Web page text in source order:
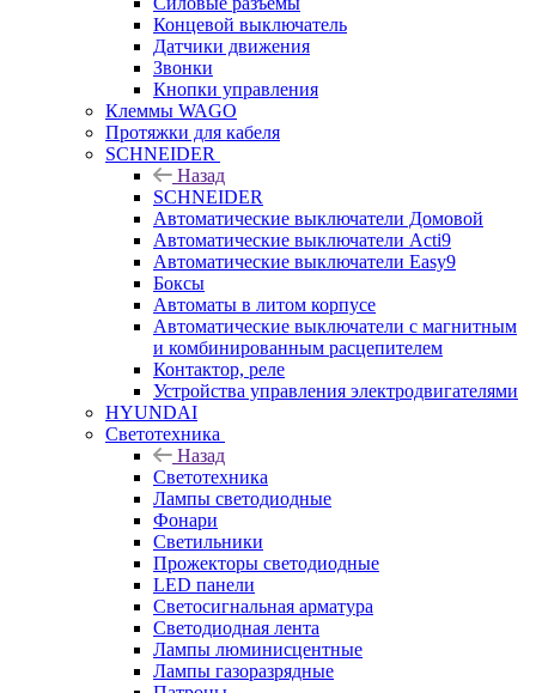
Концевой выключатель
Датчики движения
Звонки
Кнопки управления
Клеммы WAGO
Протяжки для кабеля
SCHNEIDER
Назад
SCHNEIDER
Автоматические выключатели Домовой
Автоматические выключатели Acti9
Автоматические выключатели Easy9
Боксы
Автоматы в литом корпусе
Автоматические выключатели с магнитным
и комбинированным расцепителем
Контактор, реле
Устройства управления электродвигателями
HYUNDAI
Светотехника
Назад
Светотехника
Лампы светодиодные
Фонари
Светильники
Прожекторы светодиодные
LED панели
Светосигнальная арматура
Светодиодная лента
Лампы люминисцентные
Лампы газоразрядные